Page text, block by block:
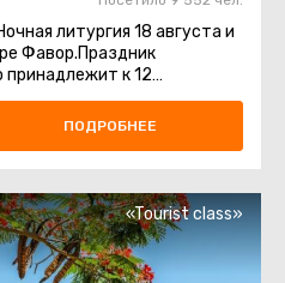
литургия 18 августа и
Фавор.Праздник
принадлежит к 12
наибольшим православным праздникам.Помните ...
ПОДРОБНЕЕ
«Tourist class»